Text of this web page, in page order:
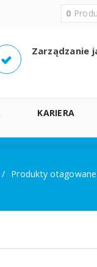
0
Zarządzanie
KARIERA
/ Produkty